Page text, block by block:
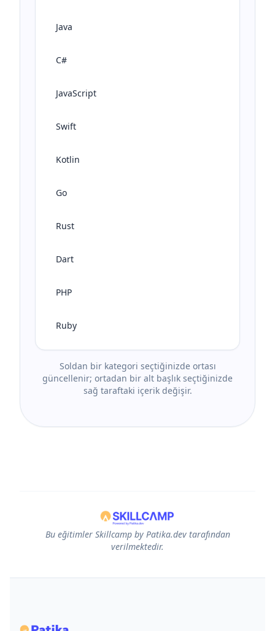
Java
C#
JavaScript
Swift
Kotlin
Go
Rust
Dart
PHP
Ruby
Soldan bir kategori seçtiğinizde ortası
güncellenir; ortadan bir alt başlık seçtiğinizde
sağ taraftaki içerik değişir.
Bu eğitimler Skillcamp by Patika.dev tarafından
verilmektedir.